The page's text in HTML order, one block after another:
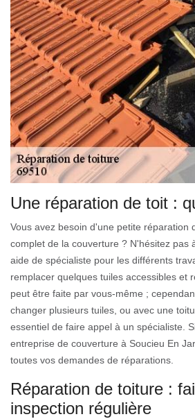
Une réparation de toit :
Vous avez besoin d'une petite réparation
complet de la couverture ? N'hésitez pas
aide de spécialiste pour les différents
remplacer quelques tuiles accessibles et
peut être faite par vous-même ;
changer plusieurs tuiles, ou avec une
essentiel de faire appel à un spécialiste.
entreprise de couverture à Soucieu En
toutes vos demandes de réparations.
Réparation de toiture :
inspection régulière